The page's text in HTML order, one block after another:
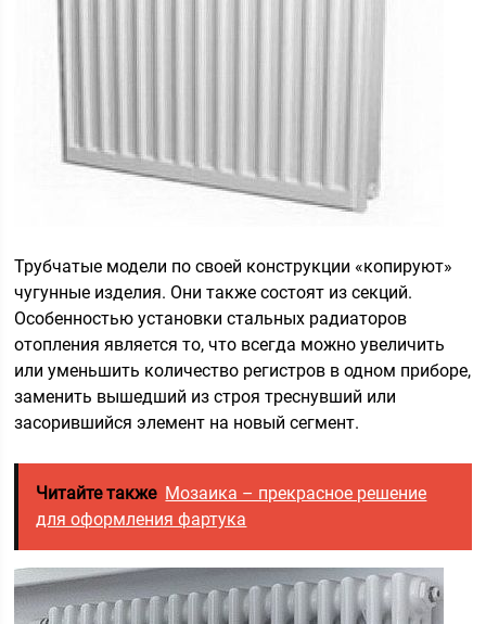
Трубчатые модели по своей конструкции «копируют»
чугунные изделия. Они также состоят из секций.
Особенностью установки стальных радиаторов
отопления является то, что всегда можно увеличить
или уменьшить количество регистров в одном приборе,
заменить вышедший из строя треснувший или
засорившийся элемент на новый сегмент.
Читайте также Мозаика – прекрасное решение
для оформления фартука